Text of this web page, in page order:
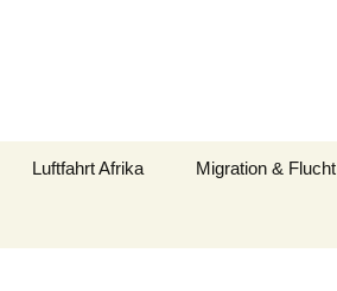
Luftfahrt Afrika Migration & Flucht